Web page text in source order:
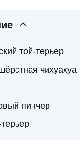
той-терьер
чихуахуа
пинчер